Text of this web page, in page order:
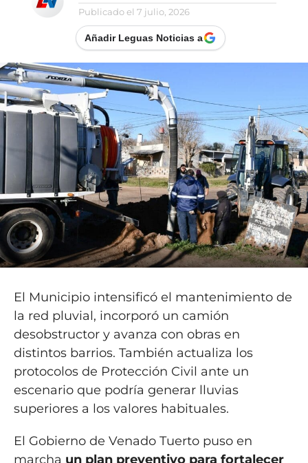
Publicado el 7 julio, 2026
Añadir Leguas Noticias a
El Municipio intensificó el mantenimiento de
la red pluvial, incorporó un camión
desobstructor y avanza con obras en
distintos barrios. También actualiza los
protocolos de Protección Civil ante un
escenario que podría generar lluvias
superiores a los valores habituales.
El Gobierno de Venado Tuerto puso en
marcha un plan preventivo para fortalecer